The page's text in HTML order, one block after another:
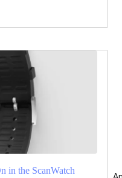
in the ScanWatch